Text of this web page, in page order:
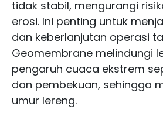
tidak stabil, mengurangi
erosi. Ini penting untuk
dan keberlanjutan operasi
Geomembrane melindungi
pengaruh cuaca ekstrem
dan pembekuan, sehingga
umur lereng.